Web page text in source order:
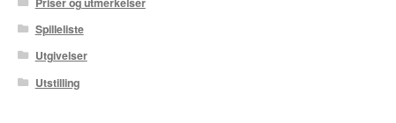
Spilleliste
Utgivelser
Utstilling